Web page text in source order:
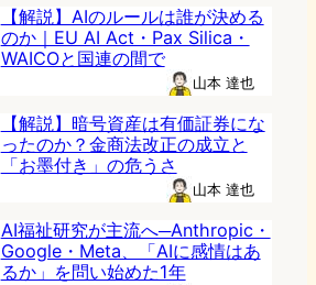
【解説】AIのルールは誰が決める
のか｜EU AI Act・Pax Silica・
WAICOと国連の間で
山本 達也
【解説】暗号資産は有価証券にな
ったのか？金商法改正の成立と
「お墨付き」の危うさ
山本 達也
AI福祉研究が主流へ─Anthropic・
Google・Meta、「AIに感情はあ
るか」を問い始めた1年